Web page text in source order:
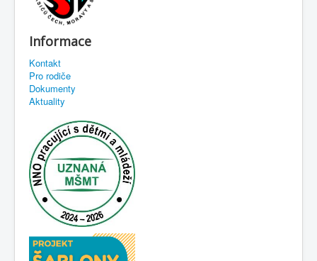
Informace
Kontakt
Pro rodiče
Dokumenty
Aktuality